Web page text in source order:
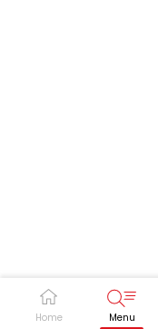
Home Menu
Podkreślenie linków